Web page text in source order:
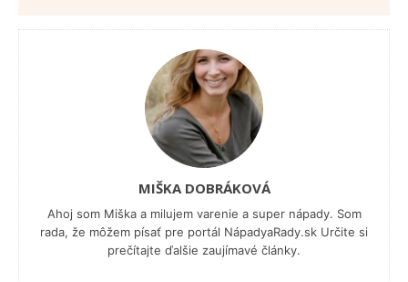
MIŠKA DOBRÁKOVÁ
Ahoj som Miška a milujem varenie a super nápady. Som
rada, že môžem písať pre portál NápadyaRady.sk Určite si
prečítajte ďalšie zaujímavé články.